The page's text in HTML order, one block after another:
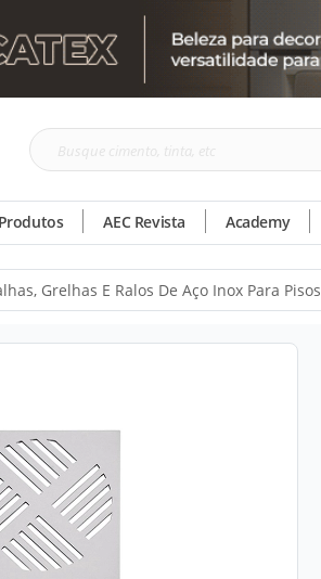
Busque
tinta,
etc
AEC Revista Academy
Grelhas E Ralos De Aço Inox Para Pisos